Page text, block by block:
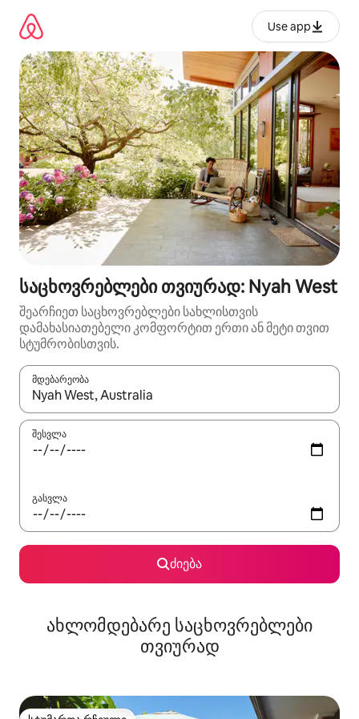
გადასვლა
Use app
საცხოვრებლები თვიურად: Nyah West
შეარჩიეთ საცხოვრებლები სახლისთვის
დამახასიათებელი კომფორტით ერთი ან მეტი თვით
სტუმრობისთვის.
მდებარეობა
როცა შედეგები ხელმისაწვდომი გახდება, ნავიგაციისთვის
შესვლა
გასვლა
ძიება
ახლომდებარე საცხოვრებლები
თვიურად